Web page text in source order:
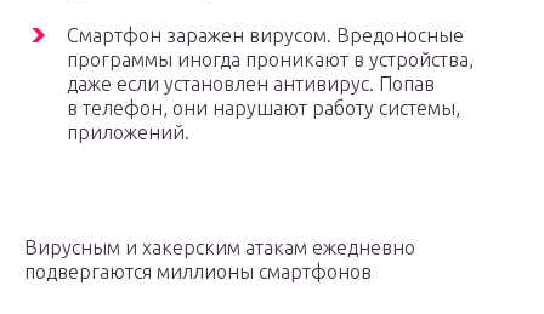
Смартфон заражен вирусом. Вредоносные
программы иногда проникают в устройства,
даже если установлен антивирус. Попав
в телефон, они нарушают работу системы,
приложений.
Вирусным и хакерским атакам ежедневно
подвергаются миллионы смартфонов